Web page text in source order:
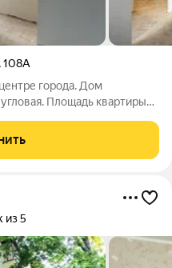
,108А
города. Дом
Площадь квартиры
Стены - оштукатурены;
из 5